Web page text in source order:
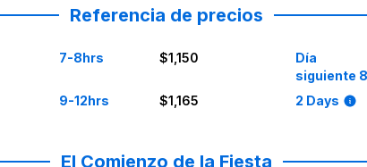
Referencia de precios
7-8hrs $1,150
9-12hrs $1,165
Día
siguiente
2 Days
El Comienzo de la Fiesta